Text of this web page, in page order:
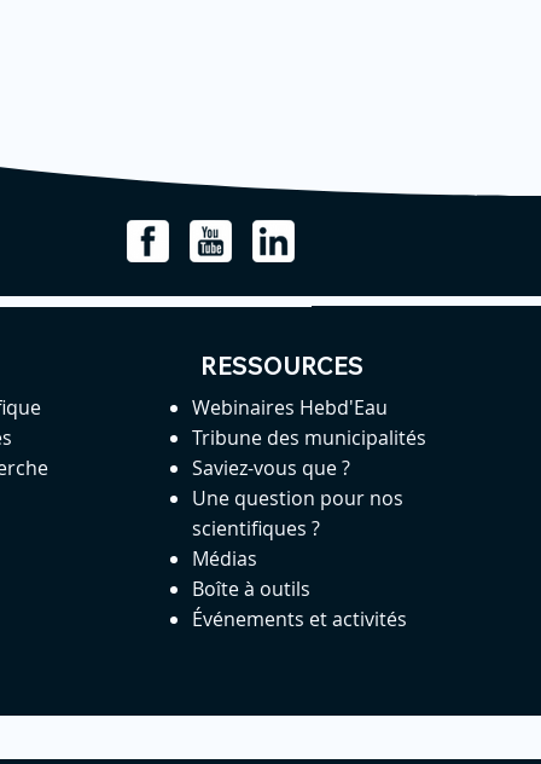
RESSOURCES
Webinaires Hebd'Eau
Tribune des municipalités
Saviez-vous que ?
Une question pour nos
scientifiques ?
Médias
Boîte à outils
Événements et activités